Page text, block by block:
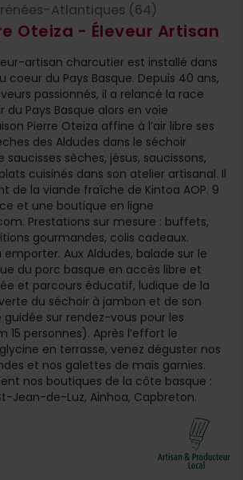
Oteiza - Éleveur Artisan
Atlantiques (64)
artisan charcutier est installé dans
coeur du Pays Basque. Depuis 40 ans,
passionnés, il a relancé la race
du Pays Basque alors en voie
Pierre Oteiza affine à l’air libre ses
des Aldudes dans le séchoir
sèches, jésus, saucissons,
cuisinés dans son atelier artisanal. Il
de la viande fraîche de Kintoa AOP. 9
et une boutique en ligne
Prestations sur mesure : buffets,
gourmandes, colis cadeaux.
Aux Aldudes, balade sur le
du porc basque en accès libre et
et parcours éducatif, ludique de la
du séchoir à jambon et de son
sur rendez-vous pour les
personnes). Après l’effort le
en terrasse, venez déguster nos
et nos galettes de maïs garnies.
nos boutiques de la côte basque :
Jean-de-Luz, Ainhoa, Capbreton.